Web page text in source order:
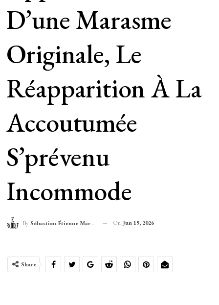
D’une Marasme
Originale, Le
Réapparition À La
Accoutumée
S’prévenu
Incommode
By Sébastien-Étienne Marechal On Jun 15, 2026
Share